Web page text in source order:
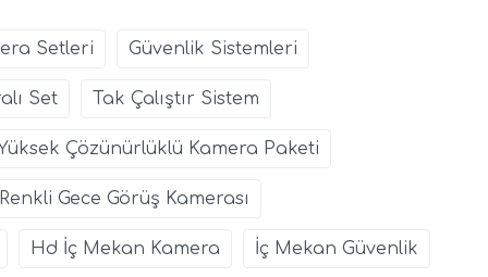
Setleri Güvenlik Sistemleri
Set Tak Çalıştır Sistem
Çözünürlüklü Kamera Paketi
Renkli Gece Görüş Kamerası
Hd İç Mekan Kamera İç Mekan Güvenlik